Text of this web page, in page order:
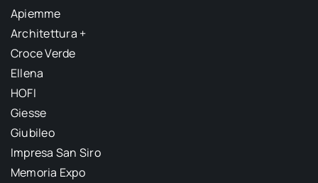
Apiemme
Architettura +
Croce Verde
Ellena
HOFI
Giesse
Giubileo
Impresa San Siro
Memoria Expo